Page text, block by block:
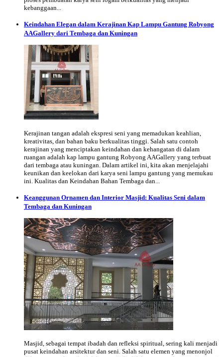
kebanggaan...
Keindahan Elegan dalam Kerajinan Kap Lampu Gantung Robyong
AAGallery dari Tembaga dan Kuningan
Kerajinan tangan adalah ekspresi seni yang memadukan keahlian,
kreativitas, dan bahan baku berkualitas tinggi. Salah satu contoh
kerajinan yang menciptakan keindahan dan kehangatan di dalam
ruangan adalah kap lampu gantung Robyong AAGallery yang terbuat
dari tembaga atau kuningan. Dalam artikel ini, kita akan menjelajahi
keunikan dan keelokan dari karya seni lampu gantung yang memukau
ini. Kualitas dan Keindahan Bahan Tembaga dan...
Keanggunan Ornamen dan Interior Masjid: Kualitas Seni dalam
Tembaga dan Kuningan
Masjid, sebagai tempat ibadah dan refleksi spiritual, sering kali menjadi
pusat keindahan arsitektur dan seni. Salah satu elemen yang menonjol